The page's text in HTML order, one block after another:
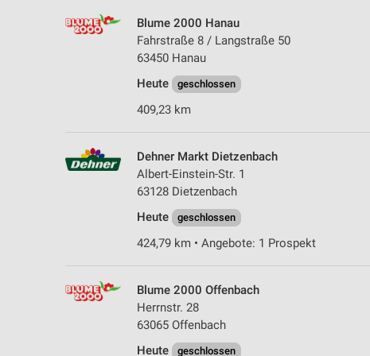
Blume 2000 Hanau
Fahrstraße 8 / Langstraße 50
63450 Hanau
Heute
geschlossen
409,23 km
Dehner Markt Dietzenbach
Albert-Einstein-Str. 1
63128 Dietzenbach
Heute
geschlossen
424,79 km • Angebote: 1 Prospekt
Blume 2000 Offenbach
Herrnstr. 28
63065 Offenbach
Heute
geschlossen